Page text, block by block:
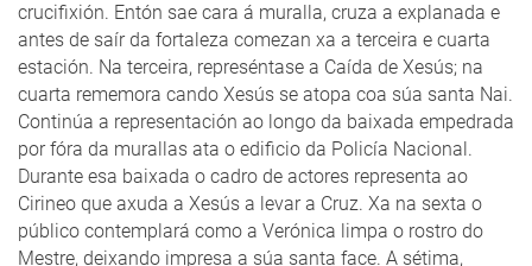
crucifixión. Entón sae cara á muralla, cruza a explanada e
antes de saír da fortaleza comezan xa a terceira e cuarta
estación. Na terceira, represéntase a Caída de Xesús; na
cuarta rememora cando Xesús se atopa coa súa santa Nai.
Continúa a representación ao longo da baixada empedrada
por fóra da murallas ata o edificio da Policía Nacional.
Durante esa baixada o cadro de actores representa ao
Cirineo que axuda a Xesús a levar a Cruz. Xa na sexta o
público contemplará como a Verónica limpa o rostro do
Mestre, deixando impresa a súa santa face. A sétima,